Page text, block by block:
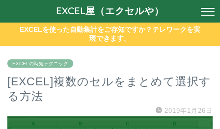
EXCEL屋（エクセルや）
EXCELを使った自動集計をご存知ですか？テレワークを実
現できます。
EXCELの時短テクニック
[EXCEL]複数のセルをまとめて選択す
る方法
2019年1月26日